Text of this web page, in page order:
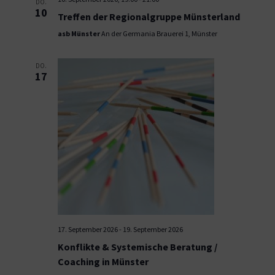
DO.
10 Treffen der Regionalgruppe Münsterland
asb MünsterAn der Germania Brauerei 1, Münster
DO.
17
17. September 2026- 19. September 2026
Konflikte & Systemische Beratung /
Coaching in Münster